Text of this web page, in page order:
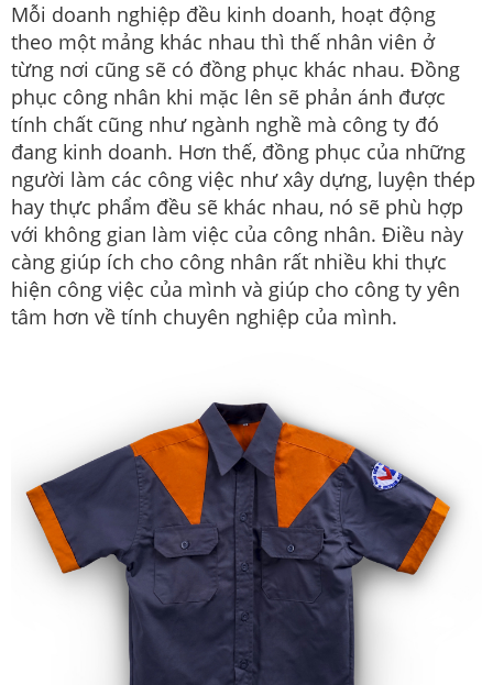
Mỗi doanh nghiệp đều kinh doanh, hoạt động
theo một mảng khác nhau thì thế nhân viên ở
từng nơi cũng sẽ có đồng phục khác nhau. Đồng
phục công nhân khi mặc lên sẽ phản ánh được
tính chất cũng như ngành nghề mà công ty đó
đang kinh doanh. Hơn thế, đồng phục của những
người làm các công việc như xây dựng, luyện thép
hay thực phẩm đều sẽ khác nhau, nó sẽ phù hợp
với không gian làm việc của công nhân. Điều này
càng giúp ích cho công nhân rất nhiều khi thực
hiện công việc của mình và giúp cho công ty yên
tâm hơn về tính chuyên nghiệp của mình.